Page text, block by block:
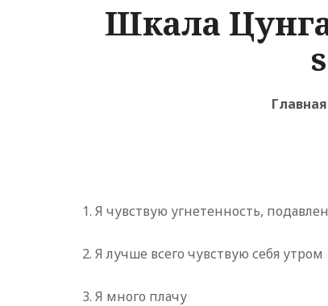
Шкала
Главная
1. Я чувствую угнетенность,
2. Я лучше всего чувствую себя утром
3. Я много плачу